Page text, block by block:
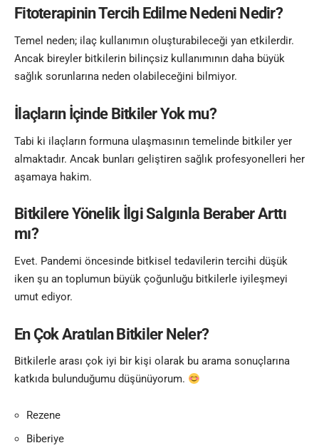
Fitoterapinin Tercih Edilme Nedeni Nedir?
Temel neden; ilaç kullanımın oluşturabileceği yan etkilerdir.
Ancak bireyler bitkilerin bilinçsiz kullanımının daha büyük
sağlık sorunlarına neden olabileceğini bilmiyor.
İlaçların İçinde Bitkiler Yok mu?
Tabi ki ilaçların formuna ulaşmasının temelinde bitkiler yer
almaktadır. Ancak bunları geliştiren sağlık profesyonelleri her
aşamaya hakim.
Bitkilere Yönelik İlgi Salgınla Beraber Arttı
mı?
Evet. Pandemi öncesinde bitkisel tedavilerin tercihi düşük
iken şu an toplumun büyük çoğunluğu bitkilerle iyileşmeyi
umut ediyor.
En Çok Aratılan Bitkiler Neler?
Bitkilerle arası çok iyi bir kişi olarak bu arama sonuçlarına
katkıda bulunduğumu düşünüyorum.
Rezene
Biberiye